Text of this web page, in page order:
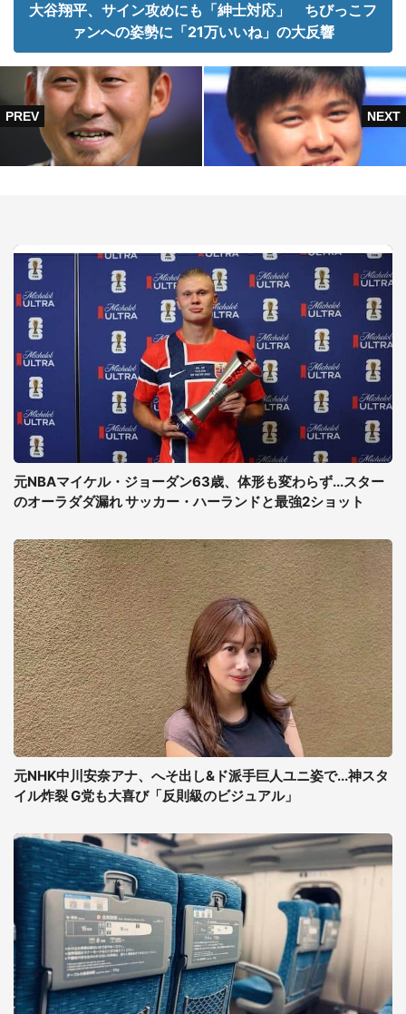
大谷翔平、サイン攻めにも「紳士対応」 ちびっこフ
ァンへの姿勢に「21万いいね」の大反響
元NBAマイケル・ジョーダン63歳、体形も変わらず...スター
のオーラダダ漏れ サッカー・ハーランドと最強2ショット
元NHK中川安奈アナ、へそ出し&ド派手巨人ユニ姿で...神スタ
イル炸裂 G党も大喜び「反則級のビジュアル」